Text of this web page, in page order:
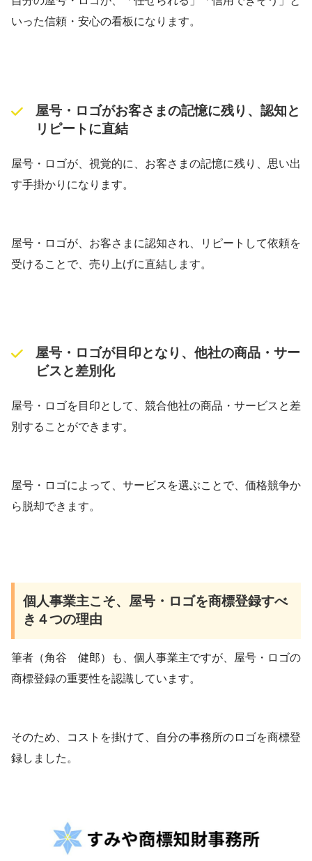
いった信頼・安心の看板になります。
屋号・ロゴがお客さまの記憶に残り、認知と
リピートに直結
屋号・ロゴが、視覚的に、お客さまの記憶に残り、思い出
す手掛かりになります。
屋号・ロゴが、お客さまに認知され、リピートして依頼を
受けることで、売り上げに直結します。
屋号・ロゴが目印となり、他社の商品・サー
ビスと差別化
屋号・ロゴを目印として、競合他社の商品・サービスと差
別することができます。
屋号・ロゴによって、サービスを選ぶことで、価格競争か
ら脱却できます。
個人事業主こそ、屋号・ロゴを商標登録すべ
き４つの理由
筆者（角谷 健郎）も、個人事業主ですが、屋号・ロゴの
商標登録の重要性を認識しています。
そのため、コストを掛けて、自分の事務所のロゴを商標登
録しました。